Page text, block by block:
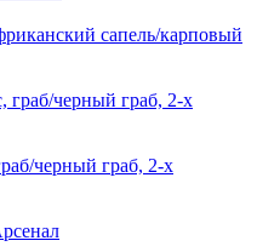
сапель/карповый
черный граб, 2-х